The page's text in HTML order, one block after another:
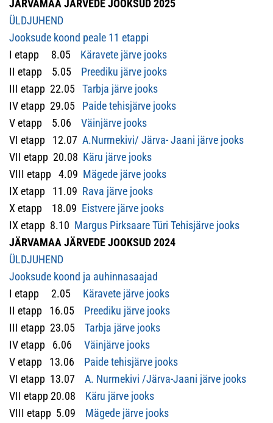
JÄRVAMAA JÄRVEDE JOOKSUD 2025
ÜLDJUHEND
Jooksude koond peale 11 etappi
I etapp 8.05
Käravete järve jooks
II etapp 5.05 Preediku järve jooks
III etapp 22.05 Tarbja järve jooks
IV etapp 29.05 Paide tehisjärve jooks
V etapp 5.06 Väinjärve jooks
VI etapp 12.07 A.Nurmekivi/ Järva- Jaani järve jooks
VII etapp 20.08 Käru järve jooks
VIII etapp 4.09 Mägede järve jooks
IX etapp 11.09 Rava järve jooks
X etapp 18.09 Eistvere järve jooks
IX etapp 8.10 Margus Pirksaare Türi Tehisjärve jooks
JÄRVAMAA JÄRVEDE JOOKSUD 2024
ÜLDJUHEND
Jooksude koond ja auhinnasaajad
I etapp 2.05 Käravete järve jooks
II etapp 16.05 Preediku järve jooks
III etapp 23.05 Tarbja järve jooks
IV etapp 6.06 Väinjärve jooks
V etapp 13.06 Paide tehisjärve jooks
VI etapp 13.07 A. Nurmekivi /Järva-Jaani järve jooks
VII etapp 20.08 Käru järve jooks
VIII etapp 5.09 Mägede järve jooks